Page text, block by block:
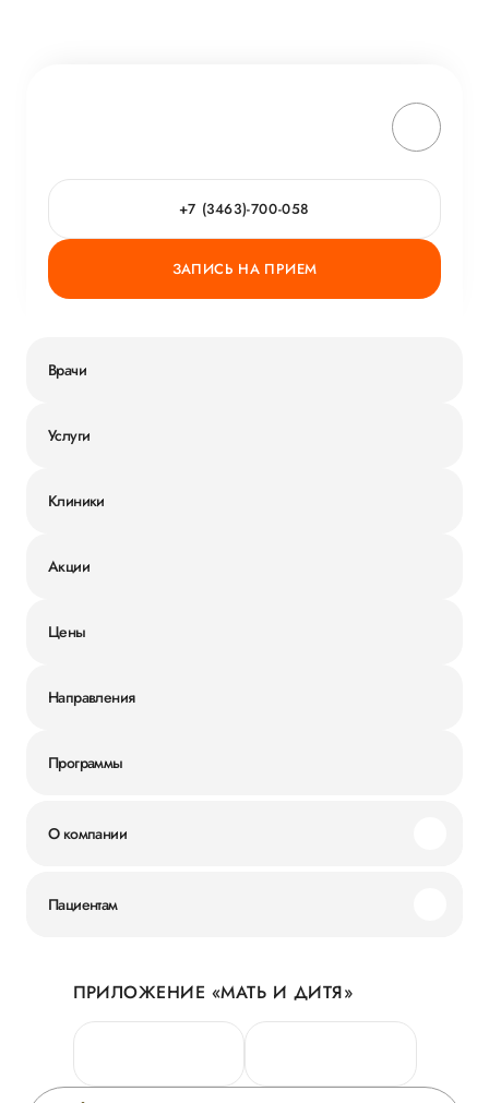
+7 (3463)-700-058
ЗАПИСЬ НА ПРИЕМ
Врачи
Услуги
Клиники
Акции
Цены
Направления
Программы
О компании
Новости
Руководство
Сотрудничество
Пациентам
Личный кабинет
Персональные данные
Горячая линия качества
ПРИЛОЖЕНИЕ «МАТЬ И ДИТЯ»